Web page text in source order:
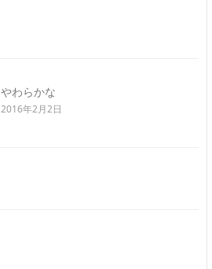
やわらかな
2016年2月2日